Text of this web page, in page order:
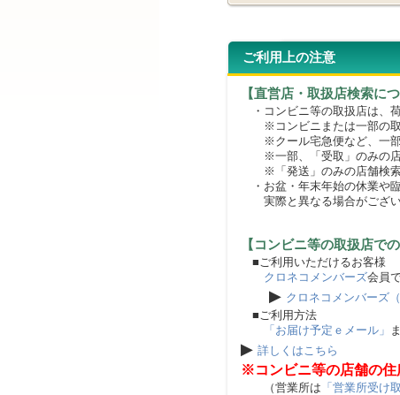
ご利用上の注意
【直営店・取扱店検索につ
・コンビニ等の取扱店は、
※コンビニまたは一部の取
※クール宅急便など、一部
※一部、「受取」のみの店
※「発送」のみの店舗検索
・お盆・年末年始の休業や
実際と異なる場合がござい
【コンビニ等の取扱店で
■ご利用いただけるお客様
クロネコメンバーズ会員
▶ クロネコメンバーズ（
■ご利用方法
「お届け予定ｅメール」
▶ 詳しくはこちら
※コンビニ等の店舗の住
（営業所は 「営業所受け